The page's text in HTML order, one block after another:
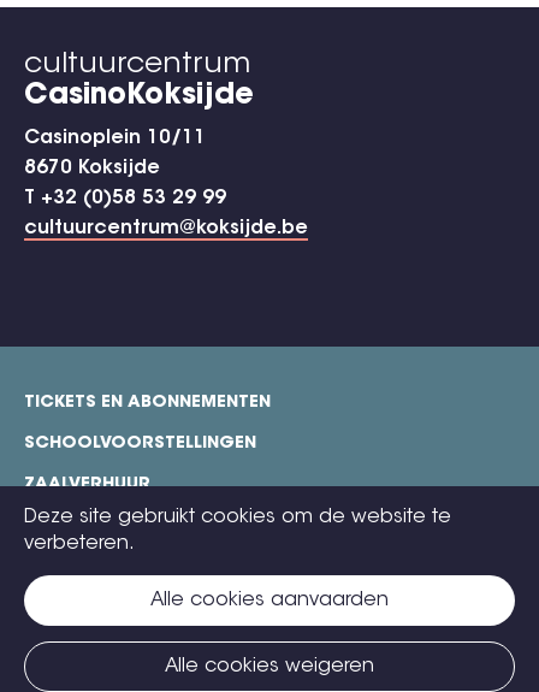
cultuurcentrum
CasinoKoksijde
Casinoplein 10/11
8670 Koksijde
T +32 (0)58 53 29 99
cultuurcentrum@koksijde.be
Deze site gebruikt cookies om de website te
verbeteren.
Alle cookies weigeren
Alle cookies aanvaarden
footer
TICKETS EN ABONNEMENTEN
SCHOOLVOORSTELLINGEN
ZAALVERHUUR
TECHNISCHE FICHES
CONTACT
TICKETS